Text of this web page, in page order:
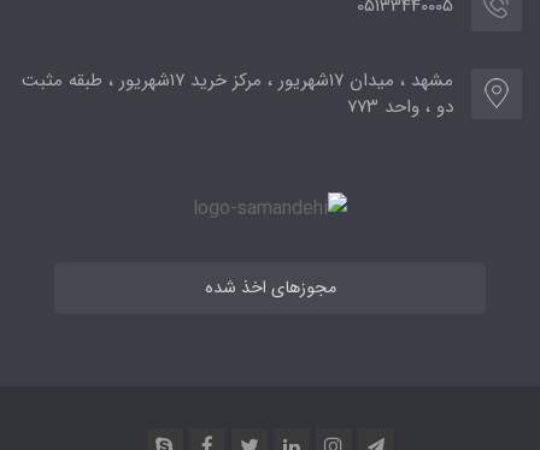
05133440005
مشهد ، میدان ۱۷شهریور ، مرکز خرید ۱۷شهریور ، طبقه مثبت
دو ، واحد ۷۷۳
مجوزهای اخذ شده